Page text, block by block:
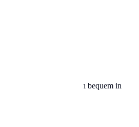
Sie brauchen, um sich bequem in